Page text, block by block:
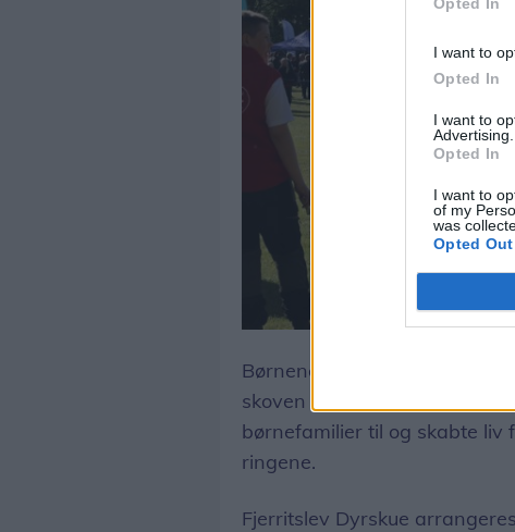
I want to
Opted In
I want to
Advertising.
Opted In
I want to
of my
was
Opted Out
Børnene fyldte også meget
skoven og de mange
børnefamilier til og skabte
ringene.
Fjerritslev Dyrskue